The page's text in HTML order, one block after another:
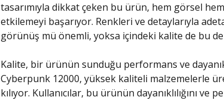
tasarımıyla dikkat çeken bu ürün, hem görsel hem
etkilemeyi başarıyor. Renkleri ve detaylarıyla
görünüş mü önemli, yoksa içindeki kalite de bu
Kalite, bir ürünün sunduğu performans ve
Cyberpunk 12000, yüksek kaliteli malzemelerle
kılıyor. Kullanıcılar, bu ürünün dayanıklılığını